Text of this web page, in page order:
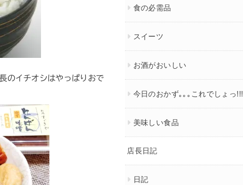
のイチオシはやっぱりおで
食の必需品
スイーツ
お酒がおいしい
今日のおかず｡｡｡これでしょっ!!!
美味しい食品
店長日記
日記